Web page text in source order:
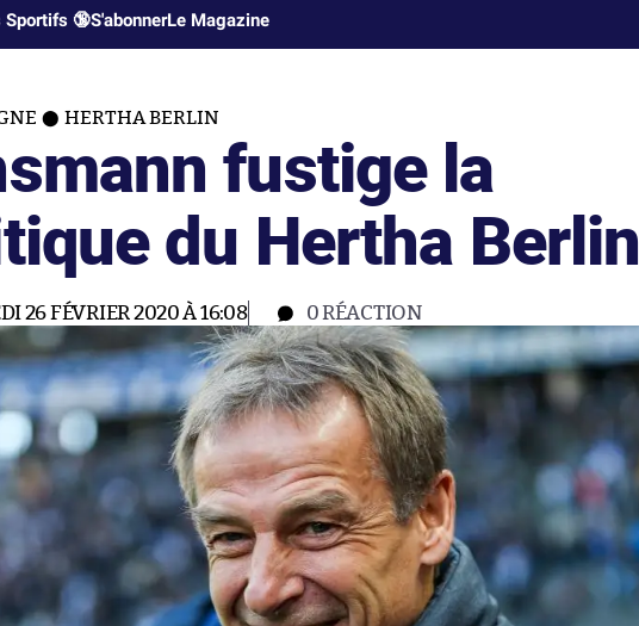
Sportifs 🔞S'abonnerLe Magazine
HERTHA BERLIN
fustige la
du Hertha Berlin
26 FÉVRIER 2020 À 16:08 0RÉACTION